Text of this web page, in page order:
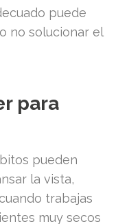
puede
no solucionar el
para
pueden
la vista,
trabajas
muy secos